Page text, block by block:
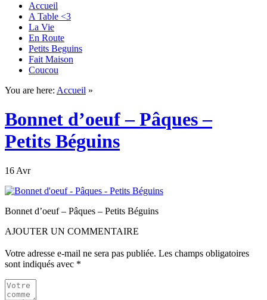
Accueil
A Table <3
La Vie
En Route
Petits Beguins
Fait Maison
Coucou
You are here: Accueil »
Bonnet d’oeuf – Pâques –
Petits Béguins
16 Avr
Bonnet d’oeuf – Pâques – Petits Béguins
AJOUTER UN COMMENTAIRE
Votre adresse e-mail ne sera pas publiée. Les champs obligatoires
sont indiqués avec *